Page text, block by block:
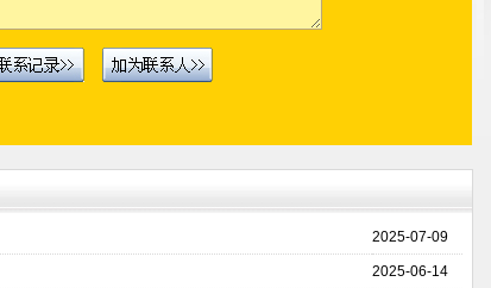
2025-07-09
2025-06-14